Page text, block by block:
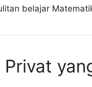
belajar